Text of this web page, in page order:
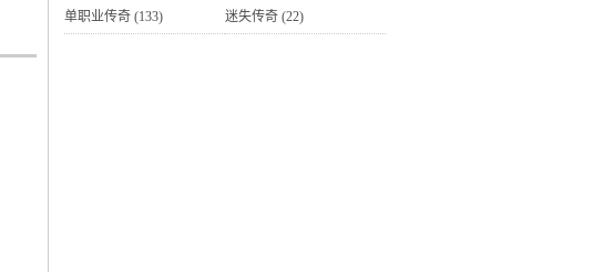
单职业传奇 (133) 迷失传奇 (22)